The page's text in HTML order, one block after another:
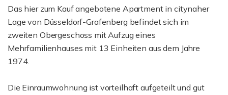
Das hier zum Kauf angebotene Apartment in citynaher
Lage von Düsseldorf-Grafenberg befindet sich im
zweiten Obergeschoss mit Aufzug eines
Mehrfamilienhauses mit 13 Einheiten aus dem Jahre
1974.
Die Einraumwohnung ist vorteilhaft aufgeteilt und gut